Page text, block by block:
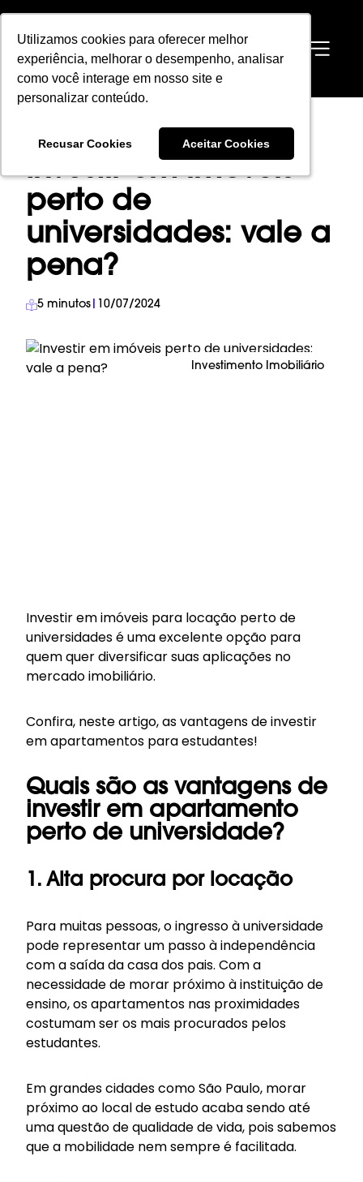
Utilizamos cookies para oferecer melhor
experiência, melhorar o desempenho, analisar
como você interage em nosso site e
personalizar conteúdo.
Recusar Cookies Aceitar Cookies
Utilizamos cookies para oferecer melhor
experiência, melhorar o desempenho, analisar
como você interage em nosso site e
personalizar conteúdo.
Recusar Cookies Aceitar Cookies
EN
INVESTIMENTO IMOBILIÁRIO
→
INVESTIR EM IMÓVEIS PERTO DE UNIVERSIDADES: VALE A PENA?
Investir em imóveis
perto de
universidades: vale a
pena?
5 minutos 10/07/2024
Investimento Imobiliário
Investir em imóveis para locação perto de
universidades é uma excelente opção para
quem quer diversificar suas aplicações no
mercado imobiliário.
Confira, neste artigo, as vantagens de investir
em apartamentos para estudantes!
Quais são as vantagens de
investir em apartamento
perto de universidade?
1. Alta procura por locação
Para muitas pessoas, o ingresso à universidade
pode representar um passo à independência
com a saída da casa dos pais. Com a
necessidade de morar próximo à instituição de
ensino, os apartamentos nas proximidades
costumam ser os mais procurados pelos
estudantes.
Em grandes cidades como São Paulo, morar
próximo ao local de estudo acaba sendo até
uma questão de qualidade de vida, pois sabemos
que a mobilidade nem sempre é facilitada.